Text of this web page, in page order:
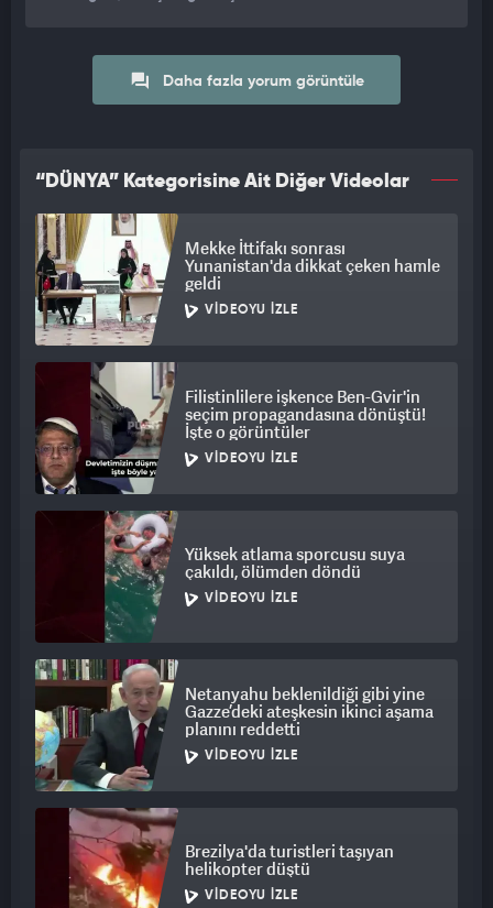
Daha fazla yorum görüntüle
“DÜNYA” Kategorisine Ait Diğer Videolar
Mekke İttifakı sonrası
Yunanistan'da dikkat çeken hamle
geldi
VIDEOYU İZLE
Filistinlilere işkence Ben-Gvir'in
seçim propagandasına dönüştü!
İşte o görüntüler
VIDEOYU İZLE
Yüksek atlama sporcusu suya
çakıldı, ölümden döndü
VIDEOYU İZLE
Netanyahu beklenildiği gibi yine
Gazze’deki ateşkesin ikinci aşama
planını reddetti
VIDEOYU İZLE
Brezilya'da turistleri taşıyan
helikopter düştü
VIDEOYU İZLE